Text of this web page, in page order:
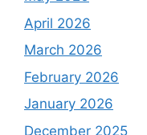
April 2026
March 2026
February 2026
January 2026
December 2025